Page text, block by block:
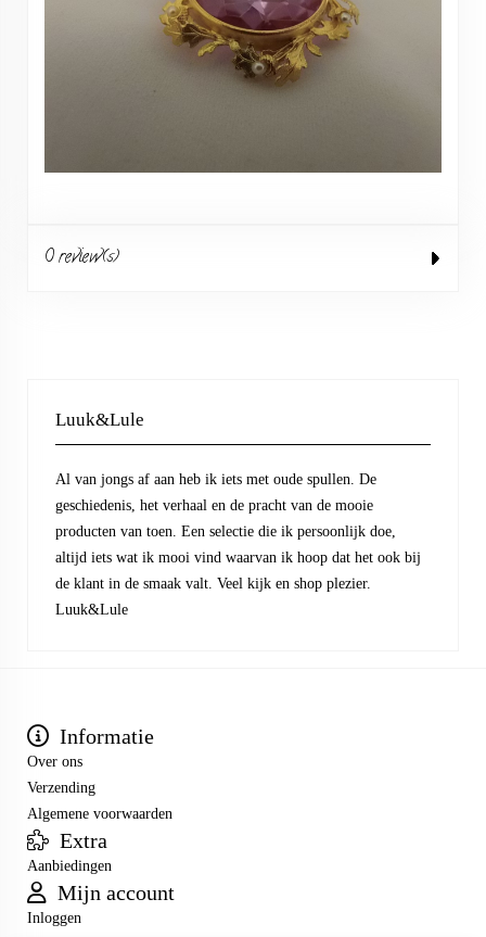
0 review(s)
Luuk&Lule
Al van jongs af aan heb ik iets met oude spullen. De
geschiedenis, het verhaal en de pracht van de mooie
producten van toen. Een selectie die ik persoonlijk doe,
altijd iets wat ik mooi vind waarvan ik hoop dat het ook bij
de klant in de smaak valt. Veel kijk en shop plezier.
Luuk&Lule
Informatie
Over ons
Verzending
Algemene voorwaarden
Extra
Aanbiedingen
Mijn account
Inloggen